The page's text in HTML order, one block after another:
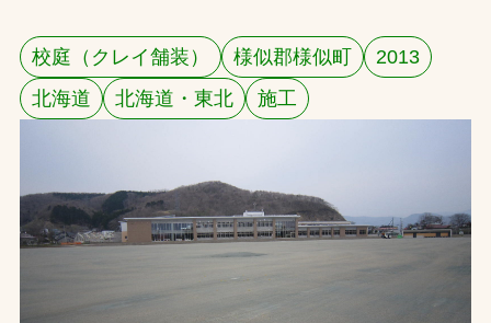
採用情報
お取引先の皆様へ
プライバシーポリシー
ソーシャルメディアポリシー
校庭（クレイ舗装） 様似郡様似町
2013
北海道
北海道・東北 施工